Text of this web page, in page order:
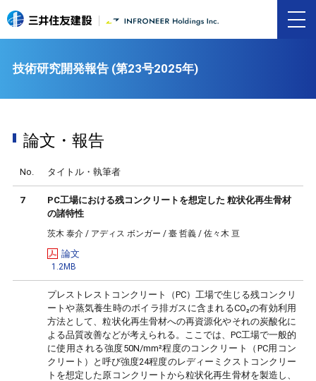
技術研究開発報告 (第23号2025年)
論文・報告
No. タイトル・執筆者
7
PC工場における残コンクリートを想定した 粒状化再生骨材
の諸特性
茨木 泰介 / アディス ボンガー / 臺 哲義 / 佐々木 亘
論文
1.2MB
プレストレストコンクリート（PC）工場で生じる残コンクリ
ートや蒸気養生時のボイラ排ガスに含まれるCO₂の有効利用
方法として、粒状化再生骨材への再資源化やそれの炭酸化に
よる品質改善などが考えられる。ここでは、PC工場で一般的
に使用される強度50N/mm²程度のコンクリート（PC用コン
クリート）と呼び強度24程度のレディーミクストコンクリー
トを想定した原コンクリートから粒状化再生骨材を製造し、